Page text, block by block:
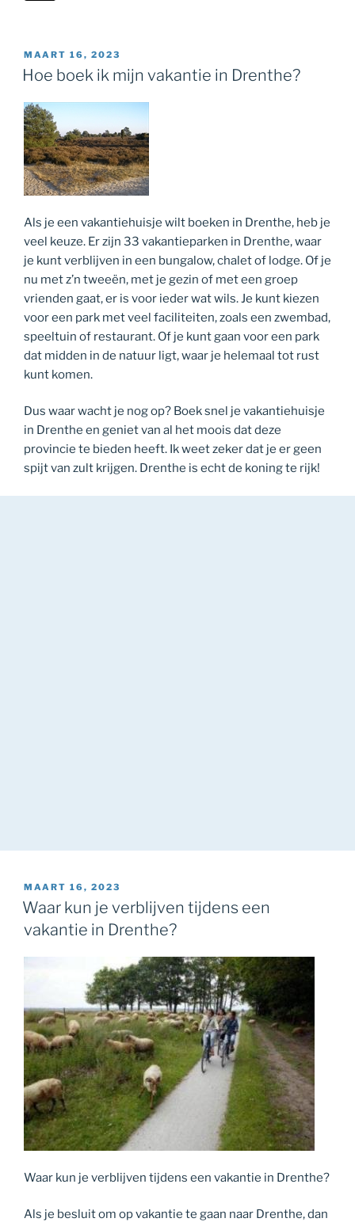
GEPLAATST
OP
MAART 16, 2023
Hoe boek ik mijn vakantie in Drenthe?
Als je een vakantiehuisje wilt boeken in Drenthe, heb je
veel keuze. Er zijn 33 vakantieparken in Drenthe, waar
je kunt verblijven in een bungalow, chalet of lodge. Of je
nu met z’n tweeën, met je gezin of met een groep
vrienden gaat, er is voor ieder wat wils. Je kunt kiezen
voor een park met veel faciliteiten, zoals een zwembad,
speeltuin of restaurant. Of je kunt gaan voor een park
dat midden in de natuur ligt, waar je helemaal tot rust
kunt komen.
Dus waar wacht je nog op? Boek snel je vakantiehuisje
in Drenthe en geniet van al het moois dat deze
provincie te bieden heeft. Ik weet zeker dat je er geen
spijt van zult krijgen. Drenthe is echt de koning te rijk!
GEPLAATST
OP
MAART 16, 2023
Waar kun je verblijven tijdens een
vakantie in Drenthe?
Waar kun je verblijven tijdens een vakantie in Drenthe?
Als je besluit om op vakantie te gaan naar Drenthe, dan